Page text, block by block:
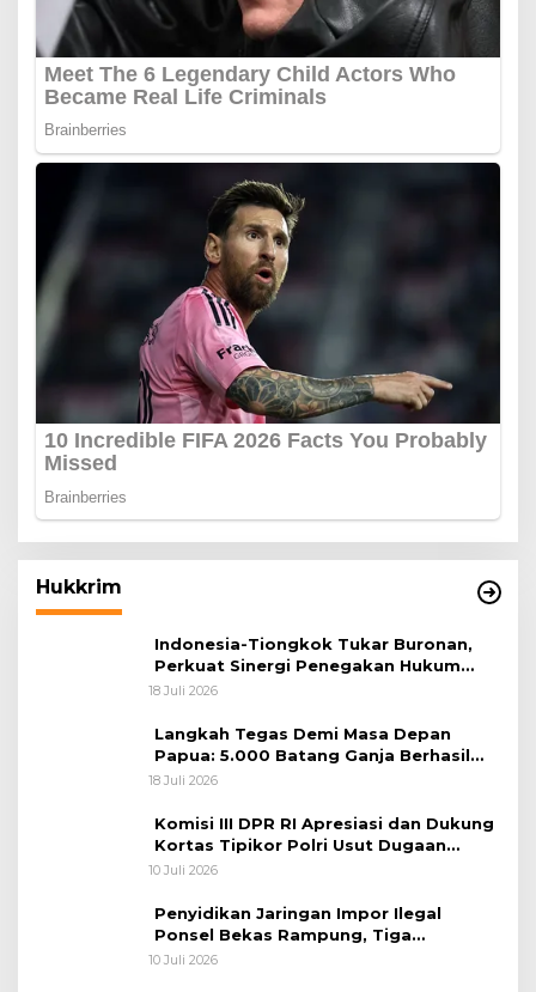
Hukkrim
Indonesia-Tiongkok Tukar Buronan,
Perkuat Sinergi Penegakan Hukum
Lintas Negara
18 Juli 2026
Langkah Tegas Demi Masa Depan
Papua: 5.000 Batang Ganja Berhasil
Diungkap Koops TNI Habema
18 Juli 2026
Komisi III DPR RI Apresiasi dan Dukung
Kortas Tipikor Polri Usut Dugaan
Korupsi Batu Bara
10 Juli 2026
Penyidikan Jaringan Impor Ilegal
Ponsel Bekas Rampung, Tiga
Tersangka Sudah P-21 dan Satu Buron
10 Juli 2026